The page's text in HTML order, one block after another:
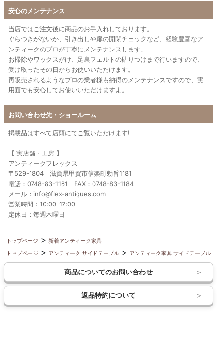
安心のメンテナンス
当店ではご注文後に商品のお手入れしております。
ぐらつきがないか、引き出しや扉の開閉チェックなど、経験豊富なア
ンティークのプロが丁寧にメンテナンスします。
お掃除やワックスがけ、足裏フェルトの貼りつけまで行いますので、
受け取ったその日からお使いいただけます。
再販売されるようなプロの業者様も納得のメンテナンスですので、実
用面でも安心してお使いいただけますよ。
お問い合わせ先・ショールーム
掲載品はすべて店頭にてご覧いただけます!
【 実店舗・工房 】
アンティークフレックス
〒529-1804 滋賀県甲賀市信楽町勅旨1181
電話：0748-83-1161 FAX：0748-83-1184
メール：info@flex-antiques.com
営業時間：10:00-17:00
定休日：毎週木曜日
トップページ
新着アンティーク家具
トップページ
アンティーク サイドテーブル アンティーク家具 サイドテーブル
商品についてのお問い合わせ
返品特約について